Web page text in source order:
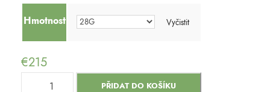
Hmotnost Vyčistit
€215
PŘIDAT DO KOŠÍKU